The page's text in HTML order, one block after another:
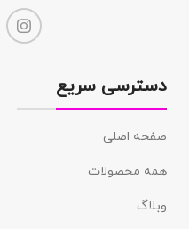
دسترسی سریع
صفحه اصلی
همه محصولات
وبلاگ